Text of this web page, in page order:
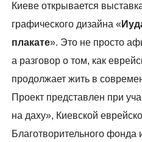
Киеве открывается
графического дизайна «
плакате». Это не просто
а разговор о том, как
продолжает жить в
Проект представлен при
на даху», Киевской
Благотворительного